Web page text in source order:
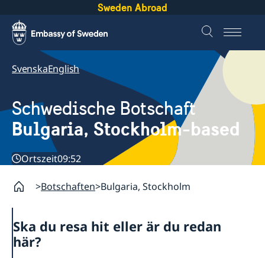
Sweden Abroad
SvenskaEnglish
Schwedische Botschaft
Bulgaria, Stockholm-based
Ortszeit09:52
Botschaften Bulgaria, Stockholm
Ska du resa hit eller är du redan
här?